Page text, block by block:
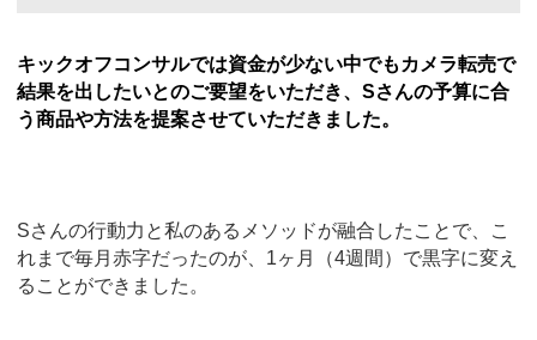
キックオフコンサルでは資金が少ない中でもカメラ転売で
結果を出したいとのご要望をいただき、Sさんの予算に合
う商品や方法を提案させていただきました。
Sさんの行動力と私のあるメソッドが融合したことで、こ
れまで毎月赤字だったのが、1ヶ月（4週間）で黒字に変え
ることができました。